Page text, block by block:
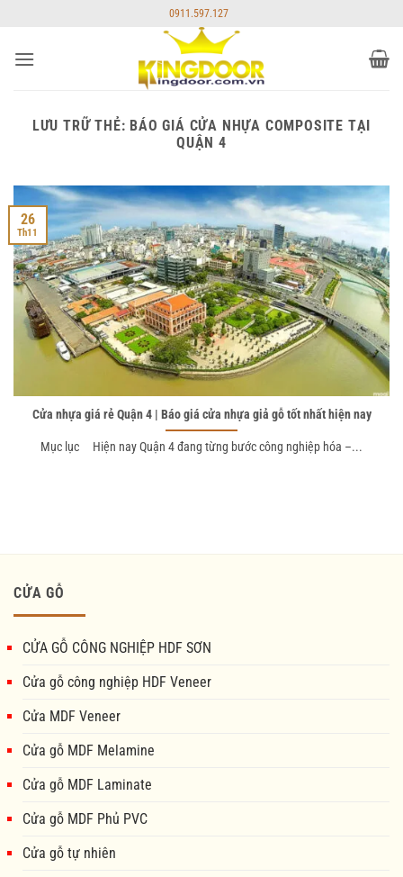
nội
0911.597.127
LƯU TRỮ THẺ: BÁO GIÁ CỬA NHỰA COMPOSITE TẠI
QUẬN 4
Cửa nhựa giá rẻ Quận 4 | Báo giá cửa nhựa giả gỗ tốt nhất hiện nay
Mục lục Hiện nay Quận 4 đang từng bước công nghiệp hóa –...
26
Th11
CỬA GỖ
CỬA GỖ CÔNG NGHIỆP HDF SƠN
Cửa gỗ công nghiệp HDF Veneer
Cửa MDF Veneer
Cửa gỗ MDF Melamine
Cửa gỗ MDF Laminate
Cửa gỗ MDF Phủ PVC
Cửa gỗ tự nhiên